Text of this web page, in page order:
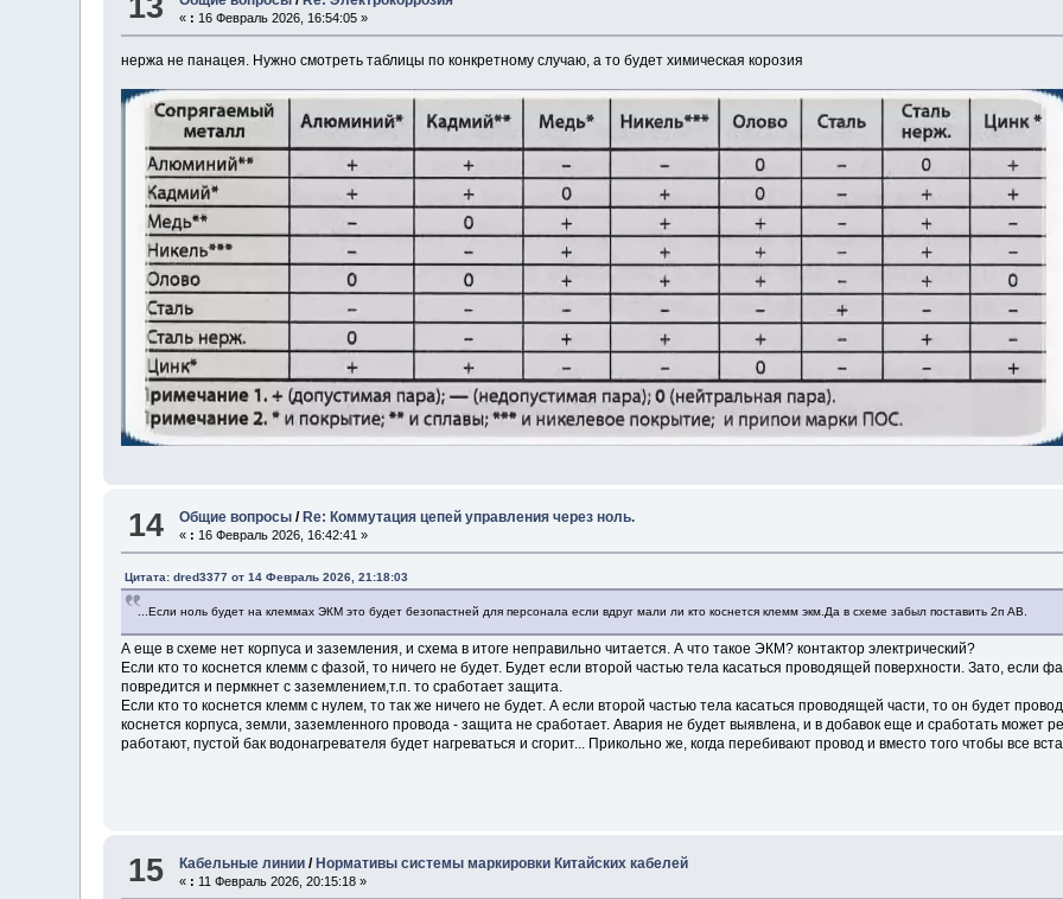
« : 16 Февраль 2026, 16:54:05 »
нержа не панацея. Нужно смотреть таблицы по конкретному случаю, а то будет химическая корозия
14 Общие вопросы / Re: Коммутация цепей управления через ноль.
« : 16 Февраль 2026, 16:42:41 »
Цитата: dred3377 от 14 Февраль 2026, 21:18:03
...Если ноль будет на клеммах ЭКМ это будет безопастней для персонала если вдруг мали ли кто коснется клемм экм.Да в схеме забыл поставить 2п АВ.
А еще в схеме нет корпуса и заземления, и схема в итоге неправильно читается. А что такое ЭКМ? контактор электрический?
Если кто то коснется клемм с фазой, то ничего не будет. Будет если второй частью тела касаться проводящей поверхности. Зато, если
повредится и пермкнет с заземлением,т.п. то сработает защита.
Если кто то коснется клемм с нулем, то так же ничего не будет. А если второй частью тела касаться проводящей части, то он будет
коснется корпуса, земли, заземленного провода - защита не сработает. Авария не будет выявлена, и в добавок еще и сработать может
работают, пустой бак водонагревателя будет нагреваться и сгорит... Прикольно же, когда перебивают провод и вместо того чтобы все
15 Кабельные линии /Нормативы системы маркировки Китайских кабелей
« : 11 Февраль 2026, 20:15:18 »